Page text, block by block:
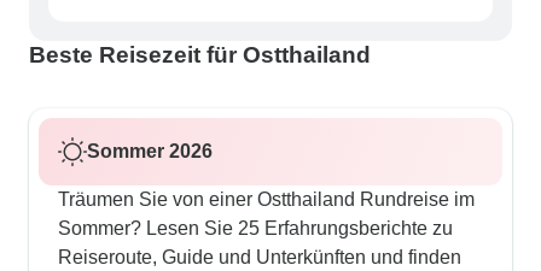
Beste Reisezeit für Ostthailand
Sommer 2026
Träumen Sie von einer Ostthailand Rundreise im
Sommer? Lesen Sie 25 Erfahrungsberichte zu
Reiseroute, Guide und Unterkünften und finden